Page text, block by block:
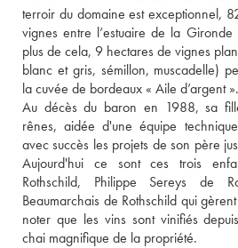
terroir du domaine est exceptionnel,
vignes entre l’estuaire de la Gironde
plus de cela, 9 hectares de vignes
blanc et gris, sémillon, muscadelle)
la cuvée de bordeaux « Aile d’argent ».
Au décès du baron en 1988, sa
rênes, aidée d'une équipe
avec succès les projets de son père
Aujourd'hui ce sont ces trois
Rothschild, Philippe Sereys de
Beaumarchais de Rothschild qui
noter que les vins sont vinifiés
chai magnifique de la propriété.